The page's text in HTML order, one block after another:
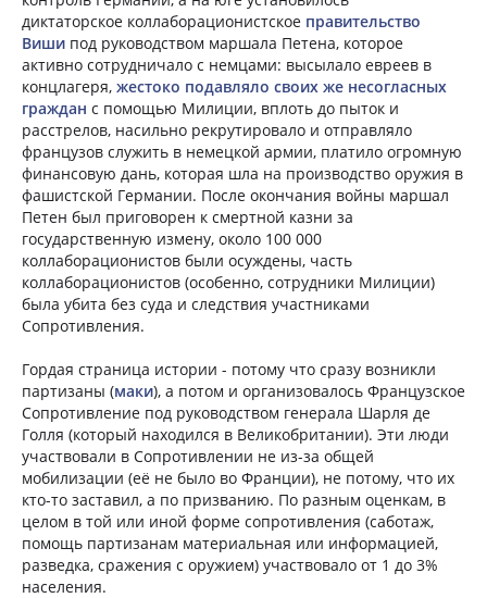
диктаторское коллаборационистское правительство
Виши под руководством маршала Петена, которое
активно сотрудничало с немцами: высылало евреев в
концлагеря, жестоко подавляло своих же несогласных
граждан с помощью Милиции, вплоть до пыток и
расстрелов, насильно рекрутировало и отправляло
французов служить в немецкой армии, платило огромную
финансовую дань, которая шла на производство оружия в
фашистской Германии. После окончания войны маршал
Петен был приговорен к смертной казни за
государственную измену, около 100 000
коллаборационистов были осуждены, часть
коллаборационистов (особенно, сотрудники Милиции)
была убита без суда и следствия участниками
Сопротивления.
Гордая страница истории - потому что сразу возникли
партизаны (маки), а потом и организовалось Французское
Сопротивление под руководством генерала Шарля де
Голля (который находился в Великобритании). Эти люди
участвовали в Сопротивлении не из-за общей
мобилизации (её не было во Франции), не потому, что их
кто-то заставил, а по призванию. По разным оценкам, в
целом в той или иной форме сопротивления (саботаж,
помощь партизанам материальная или информацией,
разведка, сражения с оружием) участвовало от 1 до 3%
населения.